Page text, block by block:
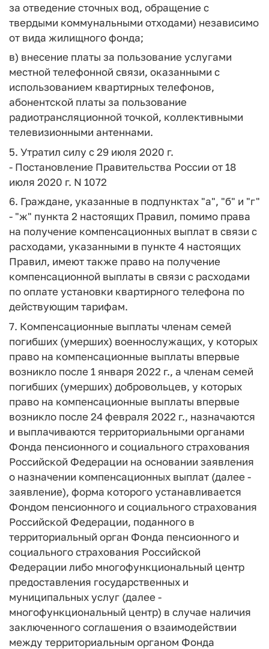
за отведение сточных вод, обращение с
твердыми коммунальными отходами) независимо
от вида жилищного фонда;
в) внесение платы за пользование услугами
местной телефонной связи, оказанными с
использованием квартирных телефонов,
абонентской платы за пользование
радиотрансляционной точкой, коллективными
телевизионными антеннами.
5. Утратил силу с 29 июля 2020 г.
- Постановление Правительства России от 18
июля 2020 г. N 1072
6. Граждане, указанные в подпунктах "а", "б" и "г"
- "ж" пункта 2 настоящих Правил, помимо права
на получение компенсационных выплат в связи с
расходами, указанными в пункте 4 настоящих
Правил, имеют также право на получение
компенсационной выплаты в связи с расходами
по оплате установки квартирного телефона по
действующим тарифам.
7. Компенсационные выплаты членам семей
погибших (умерших) военнослужащих, у которых
право на компенсационные выплаты впервые
возникло после 1 января 2022 г., а членам семей
погибших (умерших) добровольцев, у которых
право на компенсационные выплаты впервые
возникло после 24 февраля 2022 г., назначаются
и выплачиваются территориальными органами
Фонда пенсионного и социального страхования
Российской Федерации на основании заявления
о назначении компенсационных выплат (далее -
заявление), форма которого устанавливается
Фондом пенсионного и социального страхования
Российской Федерации, поданного в
территориальный орган Фонда пенсионного и
социального страхования Российской
Федерации либо многофункциональный центр
предоставления государственных и
муниципальных услуг (далее -
многофункциональный центр) в случае наличия
заключенного соглашения о взаимодействии
между территориальным органом Фонда